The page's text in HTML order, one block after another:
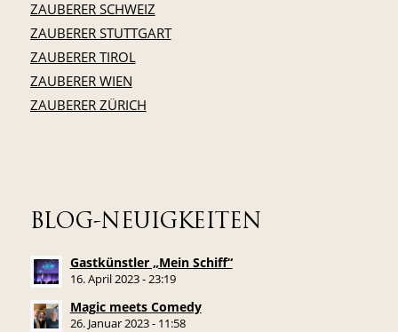
ZAUBERER SCHWEIZ
ZAUBERER STUTTGART
ZAUBERER TIROL
ZAUBERER WIEN
ZAUBERER ZÜRICH
BLOG-NEUIGKEITEN
Gastkünstler „Mein Schiff“
16. April 2023 - 23:19
Magic meets Comedy
26. Januar 2023 - 11:58